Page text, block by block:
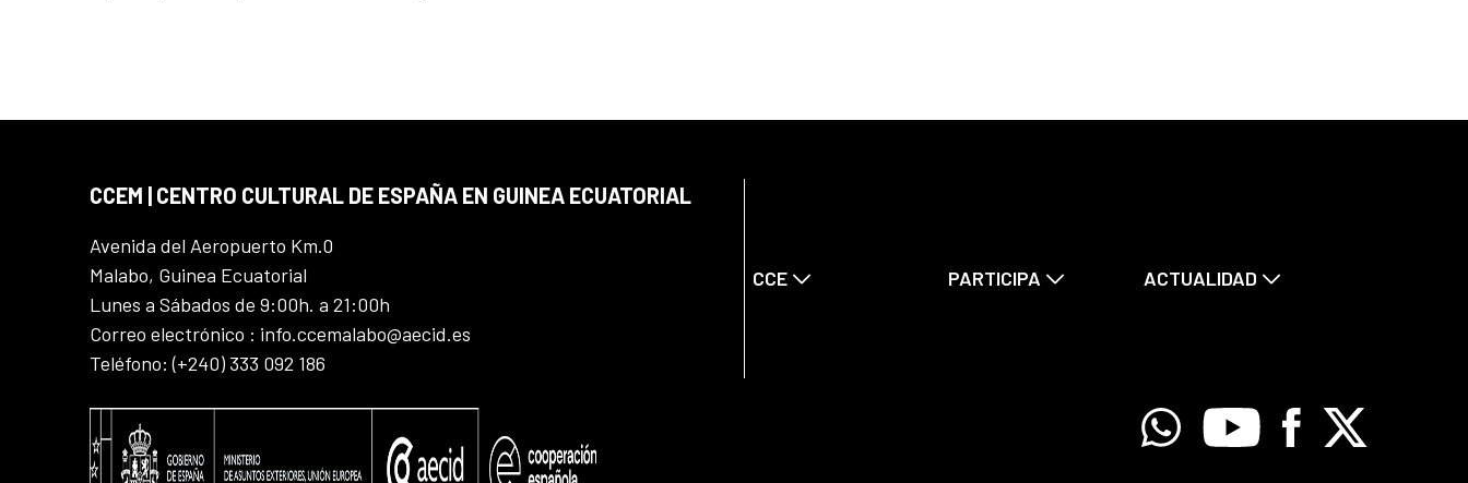
CCEM | CENTRO CULTURAL DE ESPAÑA EN GUINEA ECUATORIAL
Avenida del Aeropuerto Km.0
Malabo, Guinea Ecuatorial
Lunes a Sábados de 9:00h. a 21:00h
Correo electrónico : info.ccemalabo@aecid.es
Teléfono: (+240) 333 092 186
CCE PARTICIPA ACTUALIDAD
WhatsappYoutube Facebook
X